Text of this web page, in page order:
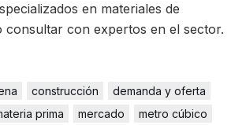
en materiales de
consultar con expertos en el sector.
construcción
demanda y oferta
prima mercado
metro cúbico